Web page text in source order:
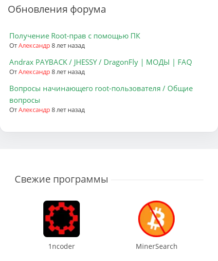
Обновления форума
Получение Root-прав с помощью ПК
ОтАлександр8 лет назад
Andrax PAYBACK / JHESSY / DragonFly | МОДЫ | FAQ
ОтАлександр8 лет назад
Вопросы начинающего root-пользователя / Общие
вопросы
ОтАлександр8 лет назад
Свежие программы
1ncoder MinerSearch